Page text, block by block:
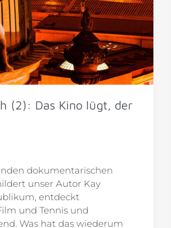
(2): Das Kino lügt, der
dokumentarischen
unser Autor Kay
entdeckt
und Tennis und
Was hat das wiederum